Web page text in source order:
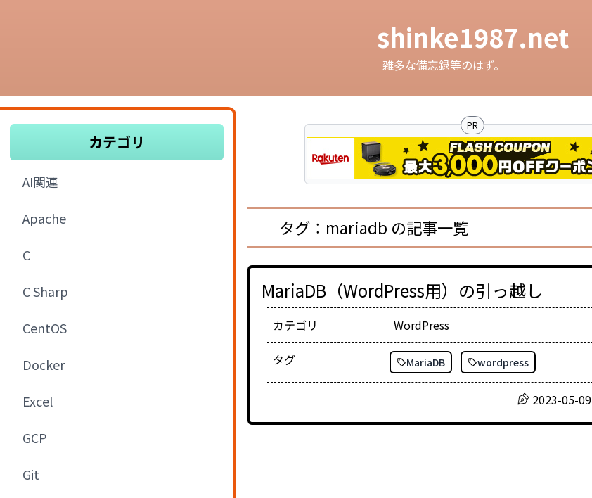
shinke1987.net
雑多な備忘録等のはず。
カテゴリ
AI関連
Apache
C
C Sharp
CentOS
Docker
Excel
GCP
Git
PR
タグ：mariadb の記事一覧
MariaDB（WordPress用）の引っ越し
カテゴリ WordPress
タグ MariaDB wordpress
2023-05-09